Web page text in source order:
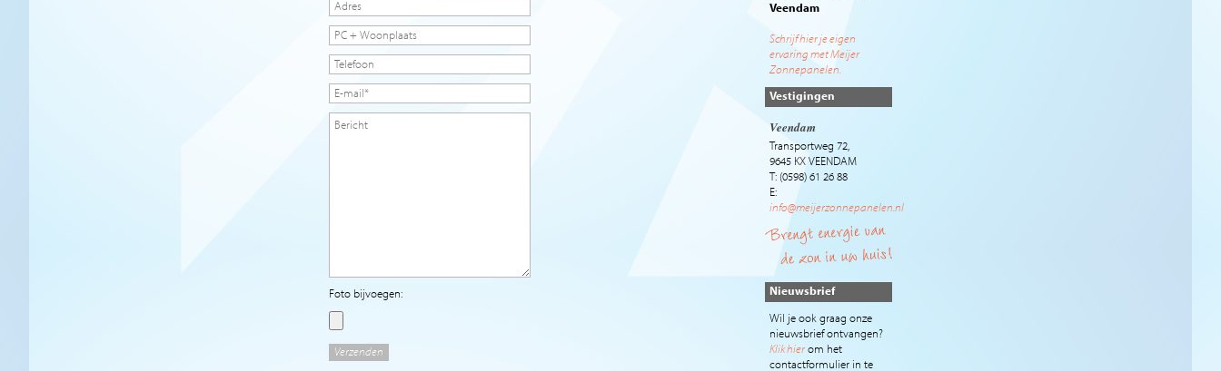
Foto bijvoegen:
Veendam
Schrijf hier je eigen
ervaring met Meijer
Zonnepanelen.
Vestigingen
Veendam
Transportweg 72,
9645 KX VEENDAM
T: (0598) 61 26 88
E:
info@meijerzonnepanelen.nl
Nieuwsbrief
Wil je ook graag onze
nieuwsbrief ontvangen?
Klik hier om het
contactformulier in te